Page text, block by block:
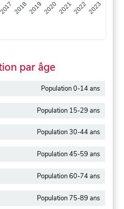
2017 20182019 2020202120222023
par âge
Population 0-14 ans
Population 15-29 ans
Population 30-44 ans
Population 45-59 ans
Population 60-74 ans
Population 75-89 ans